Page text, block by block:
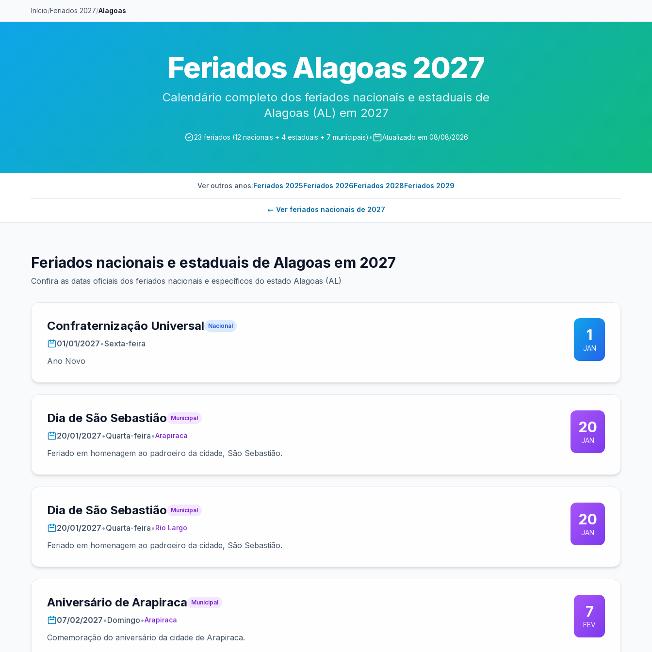
Início/Feriados 2027/Alagoas
Feriados Alagoas 2027
Calendário completo dos feriados nacionais e estaduais de
Alagoas (AL) em 2027
23 feriados (12 nacionais + 4 estaduais + 7 municipais) • Atualizado em 08/08/2026
Ver outros anos:Feriados 2025Feriados 2026Feriados 2028Feriados 2029
← Ver feriados nacionais de 2027
Feriados nacionais e estaduais de Alagoas em 2027
Confira as datas oficiais dos feriados nacionais e específicos do estado Alagoas (AL)
Confraternização Universal Nacional
01/01/2027•Sexta-feira
Ano Novo
1
JAN
Dia de São Sebastião Municipal
20/01/2027•Quarta-feira•Arapiraca
Feriado em homenagem ao padroeiro da cidade, São Sebastião.
20
JAN
Dia de São Sebastião Municipal
20/01/2027•Quarta-feira•Rio Largo
Feriado em homenagem ao padroeiro da cidade, São Sebastião.
20
JAN
Aniversário de Arapiraca Municipal
07/02/2027•Domingo•Arapiraca
Comemoração do aniversário da cidade de Arapiraca.
7
FEV